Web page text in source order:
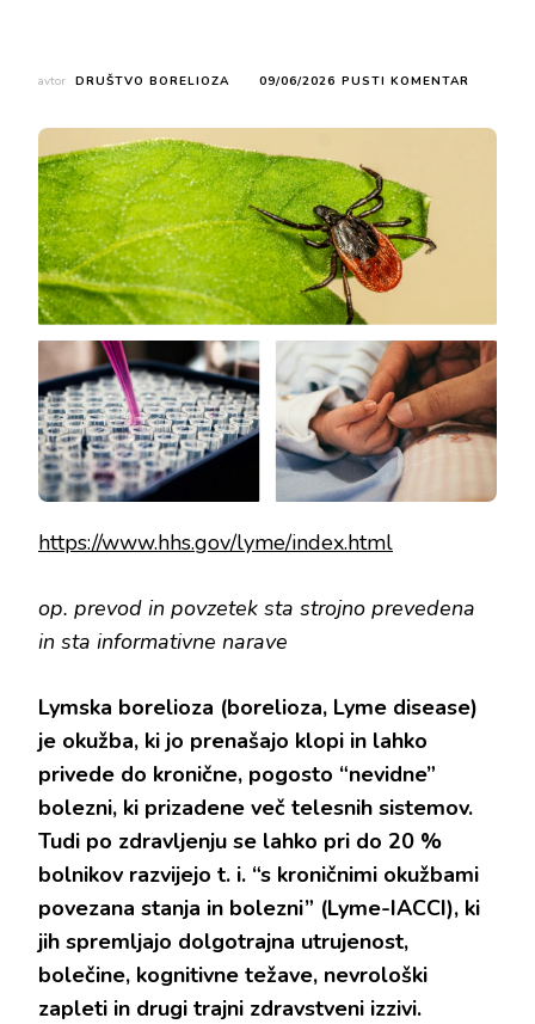
avtor DRUŠTVO BORELIOZA 09/06/2026 PUSTI KOMENTAR
PROTI
LYMSKI
IN
PRI
https://www.hhs.gov/lyme/index.html
op. prevod in povzetek sta strojno prevedena
in sta informativne narave
Lymska borelioza (borelioza, Lyme disease)
je okužba, ki jo prenašajo klopi in lahko
privede do kronične, pogosto “nevidne”
bolezni, ki prizadene več telesnih sistemov.
Tudi po zdravljenju se lahko pri do 20 %
bolnikov razvijejo t. i. “s kroničnimi okužbami
povezana stanja in bolezni” (Lyme-IACCI), ki
jih spremljajo dolgotrajna utrujenost,
bolečine, kognitivne težave, nevrološki
zapleti in drugi trajni zdravstveni izzivi.